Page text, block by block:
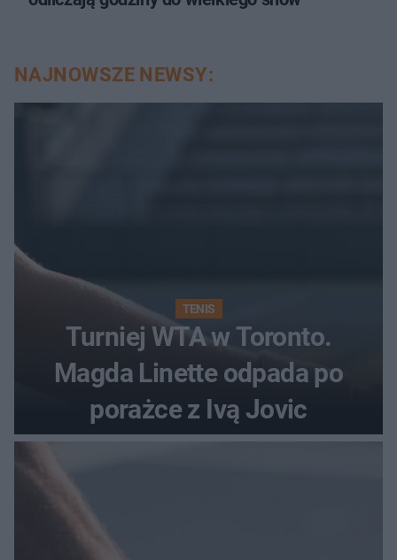
NAJNOWSZE NEWSY:
TENIS
Turniej WTA w Toronto.
Magda Linette odpada po
porażce z Ivą Jovic